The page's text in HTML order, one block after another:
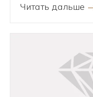
Читать дальше